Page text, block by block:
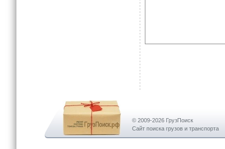
© 2009-2026 ГрузПоиск
Сайт поиска грузов и транспорта